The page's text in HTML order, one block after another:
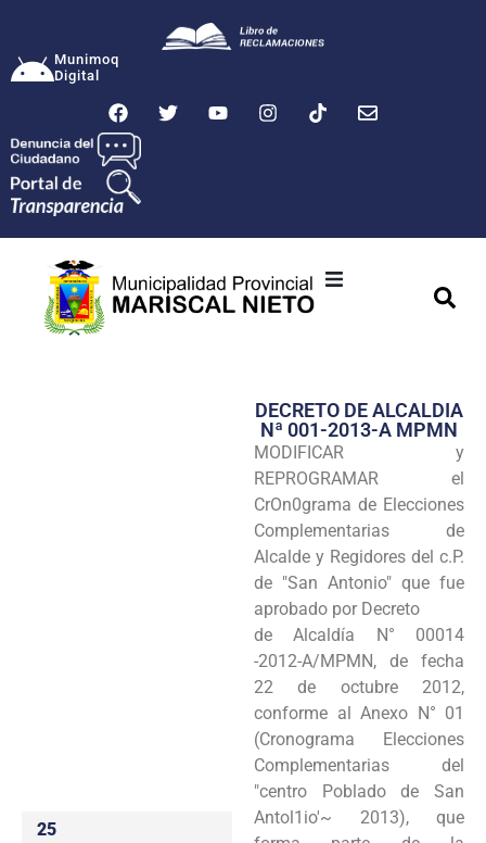
Munimoq
Digital
Transparencia
Programas
Intranet
25
DECRETO DE ALCALDIA
Nª 001-2013-A MPMN
MODIFICAR y
REPROGRAMAR el
CrOn0grama de Elecciones
Complementarias de
Alcalde y Regidores del c.P.
de "San Antonio" que fue
aprobado por Decreto
de Alcaldía N° 00014
-2012-A/MPMN, de fecha
22 de octubre 2012,
conforme al Anexo N° 01
(Cronograma Elecciones
Complementarias del
"centro Poblado de San
Antol1io'~ 2013), que